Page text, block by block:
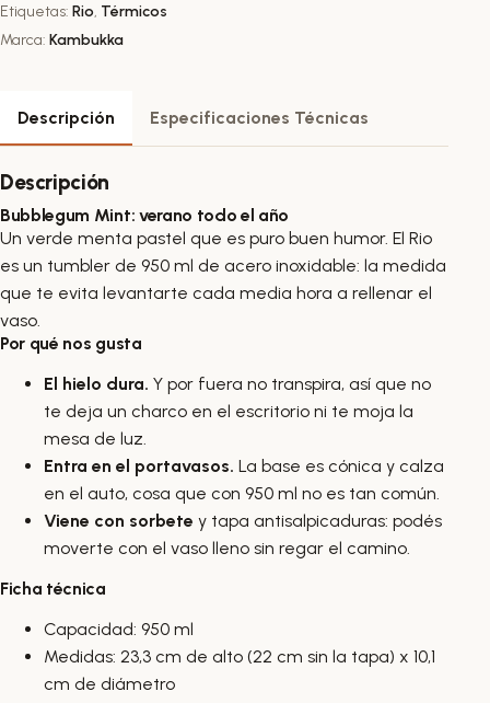
Etiquetas: Rio, Térmicos
Marca: Kambukka
Descripción Especificaciones Técnicas
Descripción
Bubblegum Mint: verano todo el año
Un verde menta pastel que es puro buen humor. El Rio
es un tumbler de 950 ml de acero inoxidable: la medida
que te evita levantarte cada media hora a rellenar el
vaso.
Por qué nos gusta
El hielo dura. Y por fuera no transpira, así que no
te deja un charco en el escritorio ni te moja la
mesa de luz.
Entra en el portavasos. La base es cónica y calza
en el auto, cosa que con 950 ml no es tan común.
Viene con sorbete y tapa antisalpicaduras: podés
moverte con el vaso lleno sin regar el camino.
Ficha técnica
Capacidad: 950 ml
Medidas: 23,3 cm de alto (22 cm sin la tapa) x 10,1
cm de diámetro